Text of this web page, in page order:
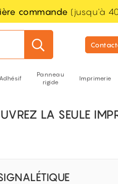
commande (jusqu'à
Adhésif
Panneau
rigide
Imprimerie
LA SEULE